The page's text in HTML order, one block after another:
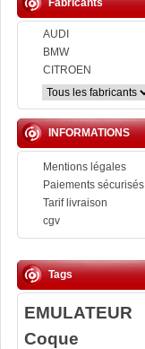
Fabricants
AUDI
BMW
CITROEN
INFORMATIONS
Mentions légales
Paiements sécurisés
Tarif livraison
cgv
Tags
EMULATEUR
Coque